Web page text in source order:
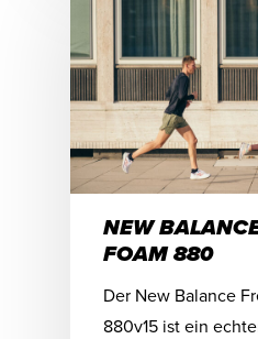
NEW
FOAM 880
Der New Balance
880v15 ist ein